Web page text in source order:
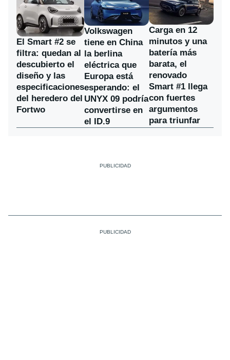
El Smart #2 se
filtra: quedan al
descubierto el
diseño y las
especificaciones
del heredero del
Fortwo
Volkswagen
tiene en China
la berlina
eléctrica que
Europa está
esperando: el
UNYX 09 podría
convertirse en
el ID.9
Carga en 12
minutos y una
batería más
barata, el
renovado
Smart #1 llega
con fuertes
argumentos
para triunfar